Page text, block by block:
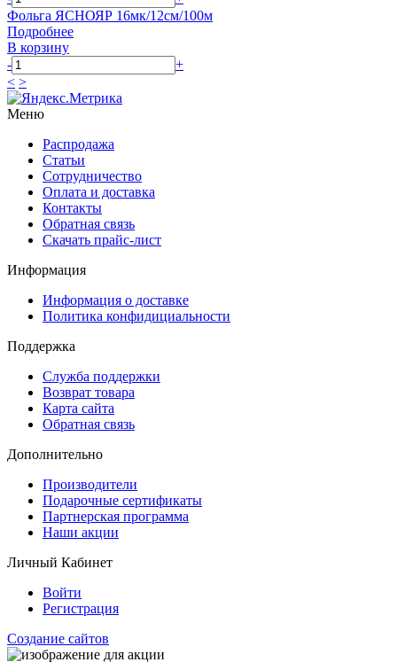
Фольга ЯСНОЯР 16мк/12см/100м
Подробнее
В корзину
-
+
< >
Меню
Распродажа
Статьи
Сотрудничество
Оплата и доставка
Контакты
Обратная связь
Скачать прайс-лист
Информация
Информация о доставке
Политика конфидициальности
Поддержка
Служба поддержки
Возврат товара
Карта сайта
Обратная связь
Дополнительно
Производители
Подарочные сертификаты
Партнерская программа
Наши акции
Личный Кабинет
Войти
Регистрация
Создание сайтов